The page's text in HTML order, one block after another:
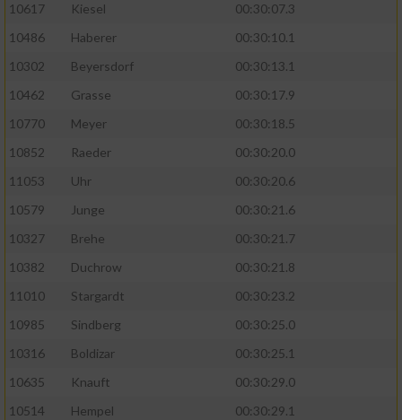
10617
Kiesel
00:30:07.3
10486
Haberer
00:30:10.1
10302
Beyersdorf
00:30:13.1
10462
Grasse
00:30:17.9
10770
Meyer
00:30:18.5
10852
Raeder
00:30:20.0
11053
Uhr
00:30:20.6
10579
Junge
00:30:21.6
10327
Brehe
00:30:21.7
10382
Duchrow
00:30:21.8
11010
Stargardt
00:30:23.2
10985
Sindberg
00:30:25.0
10316
Boldizar
00:30:25.1
10635
Knauft
00:30:29.0
10514
Hempel
00:30:29.1